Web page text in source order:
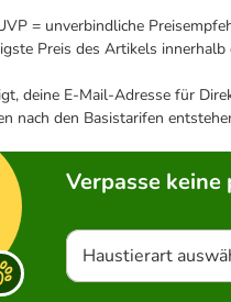
= unverbindliche
Preis des Artikels innerhalb
deine E-Mail-Adresse für
nach den Basistarifen
Verpasse
Haustierart